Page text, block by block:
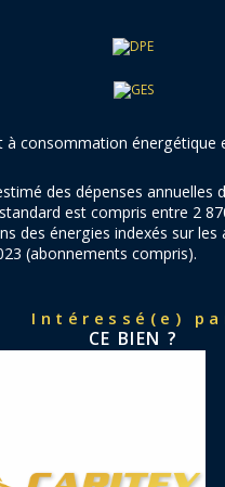
à consommation énergétique
des dépenses annuelles
est compris entre 2
des énergies indexés sur les
(abonnements compris).
Intéressé(e)
CE BIEN ?